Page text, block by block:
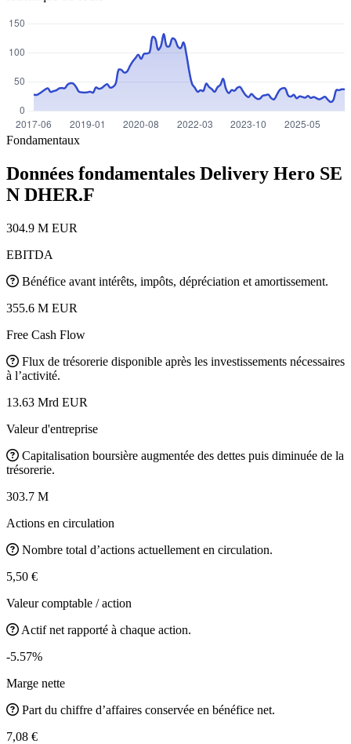
Fondamentaux
Données fondamentales Delivery Hero SE
N DHER.F
304.9 M EUR
EBITDA
Bénéfice avant intérêts, impôts, dépréciation et amortissement.
355.6 M EUR
Free Cash Flow
Flux de trésorerie disponible après les investissements nécessaires
à l’activité.
13.63 Mrd EUR
Valeur d'entreprise
Capitalisation boursière augmentée des dettes puis diminuée de la
trésorerie.
303.7 M
Actions en circulation
Nombre total d’actions actuellement en circulation.
5,50 €
Valeur comptable / action
Actif net rapporté à chaque action.
-5.57%
Marge nette
Part du chiffre d’affaires conservée en bénéfice net.
7,08 €